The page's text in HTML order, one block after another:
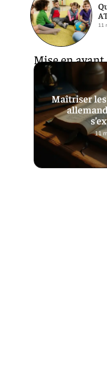
11
Mise en avant
Maîtriser
11